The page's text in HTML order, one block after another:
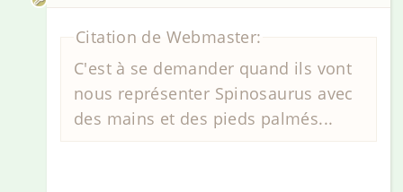
Citation de Webmaster:
C'est à se demander quand ils vont
nous représenter Spinosaurus avec
des mains et des pieds palmés...